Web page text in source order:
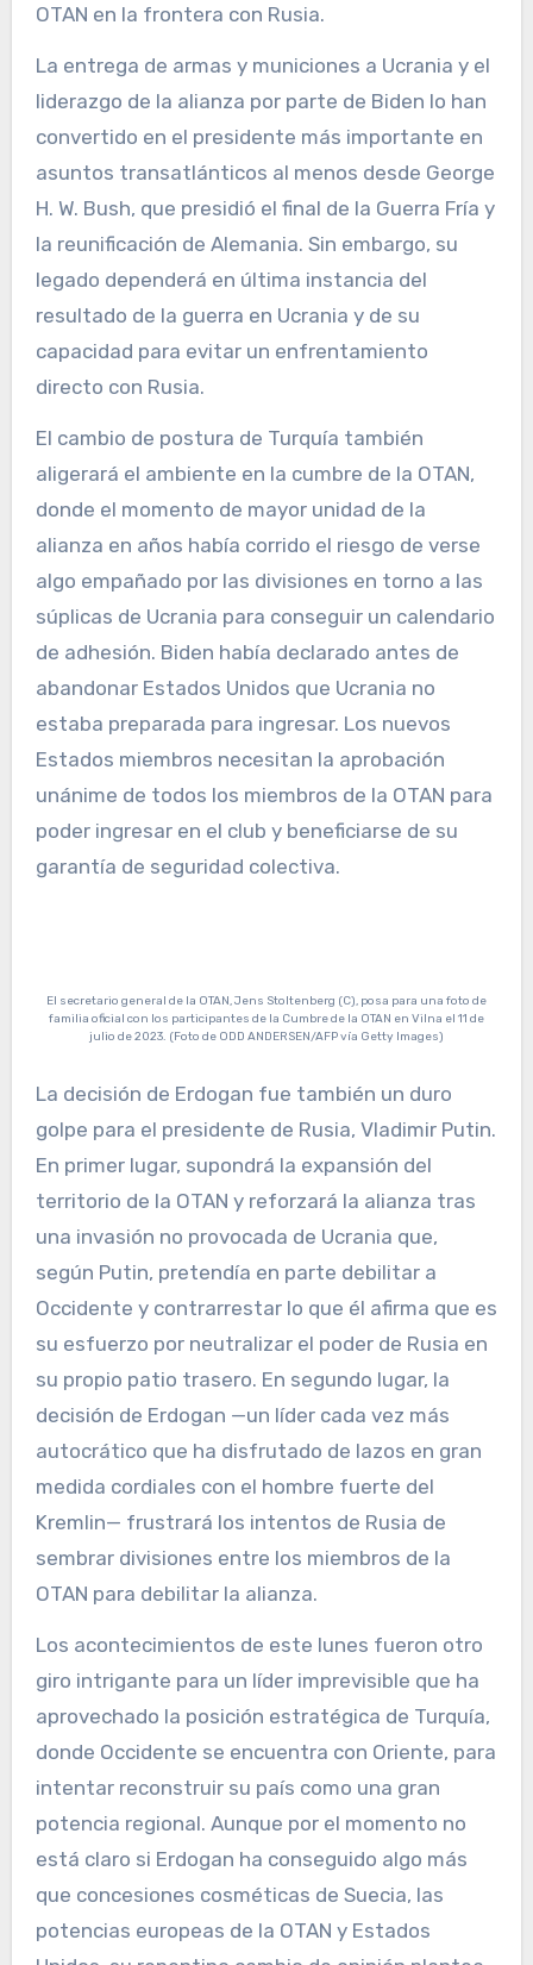
OTAN en la frontera con Rusia.
La entrega de armas y municiones a Ucrania y el
liderazgo de la alianza por parte de Biden lo han
convertido en el presidente más importante en
asuntos transatlánticos al menos desde George
H. W. Bush, que presidió el final de la Guerra Fría y
la reunificación de Alemania. Sin embargo, su
legado dependerá en última instancia del
resultado de la guerra en Ucrania y de su
capacidad para evitar un enfrentamiento
directo con Rusia.
El cambio de postura de Turquía también
aligerará el ambiente en la cumbre de la OTAN,
donde el momento de mayor unidad de la
alianza en años había corrido el riesgo de verse
algo empañado por las divisiones en torno a las
súplicas de Ucrania para conseguir un calendario
de adhesión. Biden había declarado antes de
abandonar Estados Unidos que Ucrania no
estaba preparada para ingresar. Los nuevos
Estados miembros necesitan la aprobación
unánime de todos los miembros de la OTAN para
poder ingresar en el club y beneficiarse de su
garantía de seguridad colectiva.
El secretario general de la OTAN, Jens Stoltenberg (C), posa para una foto de
familia oficial con los participantes de la Cumbre de la OTAN en Vilna el 11 de
julio de 2023. (Foto de ODD ANDERSEN/AFP vía Getty Images)
La decisión de Erdogan fue también un duro
golpe para el presidente de Rusia, Vladimir Putin.
En primer lugar, supondrá la expansión del
territorio de la OTAN y reforzará la alianza tras
una invasión no provocada de Ucrania que,
según Putin, pretendía en parte debilitar a
Occidente y contrarrestar lo que él afirma que es
su esfuerzo por neutralizar el poder de Rusia en
su propio patio trasero. En segundo lugar, la
decisión de Erdogan —un líder cada vez más
autocrático que ha disfrutado de lazos en gran
medida cordiales con el hombre fuerte del
Kremlin— frustrará los intentos de Rusia de
sembrar divisiones entre los miembros de la
OTAN para debilitar la alianza.
Los acontecimientos de este lunes fueron otro
giro intrigante para un líder imprevisible que ha
aprovechado la posición estratégica de Turquía,
donde Occidente se encuentra con Oriente, para
intentar reconstruir su país como una gran
potencia regional. Aunque por el momento no
está claro si Erdogan ha conseguido algo más
que concesiones cosméticas de Suecia, las
potencias europeas de la OTAN y Estados